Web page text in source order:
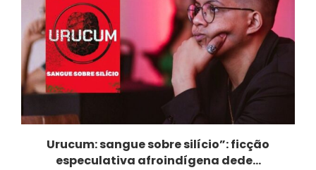
Urucum: sangue sobre silício”: ficção
especulativa afroindígena dede...